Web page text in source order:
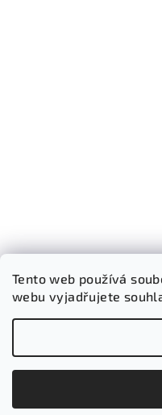
Tento web používá
webu vyjadřujete